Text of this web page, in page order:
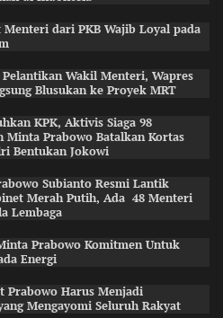
Menteri dari PKB Wajib Loyal pada
Wakil Menteri, Wapres
Blusukan ke Proyek MRT
KPK, Aktivis Siaga 98
Minta Prabowo Batalkan Kortas
Bentukan Jokowi
Subianto Resmi Lantik
Merah Putih, Ada 48 Menteri
Lembaga
Prabowo Komitmen Untuk
Energi
Prabowo Harus Menjadi
Mengayomi Seluruh Rakyat